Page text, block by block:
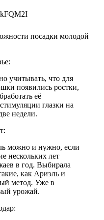
посадки молодой
учитывать, что для
появились ростки,
её
глазки на
недели.
можно и нужно, если
нескольких лет
в год. Выбирала
как Ариэль и
метод. Уже в
урожай.